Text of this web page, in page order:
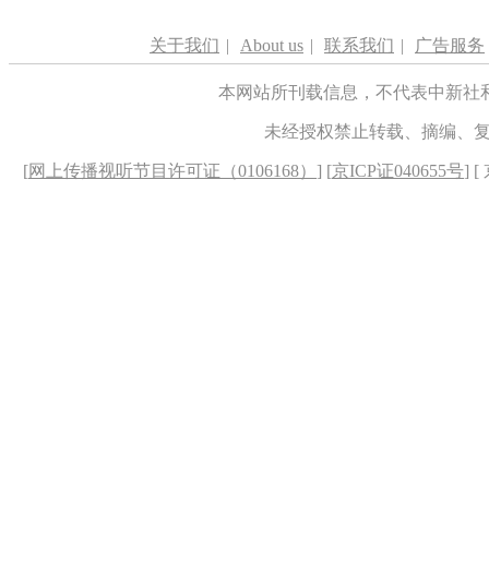
关于我们 | About us | 联系我们 | 广告服务
本网站所刊载信息，不代表中新
未经授权禁止转载、摘编、
[网上传播视听节目许可证（0106168） ] [京ICP证040655号] [